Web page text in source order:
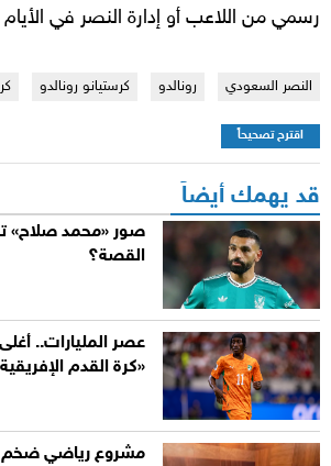
رسمي من اللاعب أو إدارة النصر في الأيام
النصر السعودي رونالدو كرستيانو رونالدو
اقترح تصحيحاً
قد يهمك أيضاً
صور «محمد صلاح»
القصة؟
«كرة القدم
مشروع رياضي ضخم